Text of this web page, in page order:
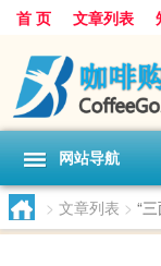
首 页 文章列表
网站导航
> 文章列表 > “